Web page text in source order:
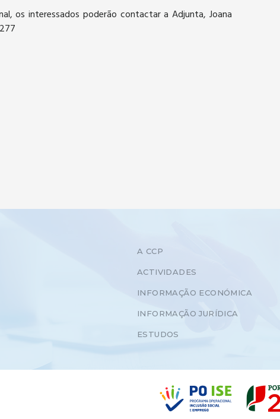
os interessados poderão contactar a Adjunta, Joana
A CCP
ACTIVIDADES
INFORMAÇÃO ECONÓMICA
INFORMAÇÃO JURÍDICA
ESTUDOS